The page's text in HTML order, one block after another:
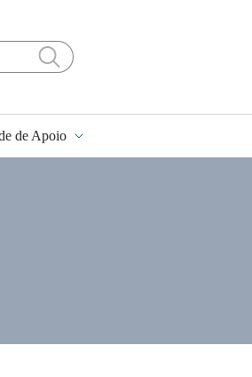
de Apoio